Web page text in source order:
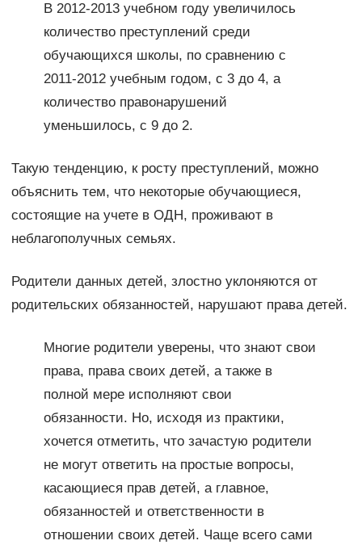
В 2012-2013 учебном году увеличилось
количество преступлений среди
обучающихся школы, по сравнению с
2011-2012 учебным годом, с 3 до 4, а
количество правонарушений
уменьшилось, с 9 до 2.
Такую тенденцию, к росту преступлений, можно
объяснить тем, что некоторые обучающиеся,
состоящие на учете в ОДН, проживают в
неблагополучных семьях.
Родители данных детей, злостно уклоняются от
родительских обязанностей, нарушают права детей.
Многие родители уверены, что знают свои
права, права своих детей, а также в
полной мере исполняют свои
обязанности. Но, исходя из практики,
хочется отметить, что зачастую родители
не могут ответить на простые вопросы,
касающиеся прав детей, а главное,
обязанностей и ответственности в
отношении своих детей. Чаще всего сами